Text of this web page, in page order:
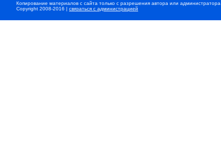
Копирование материалов с сайта только с разрешения автора или
Copyright 2008-2016 | связаться с администрацией